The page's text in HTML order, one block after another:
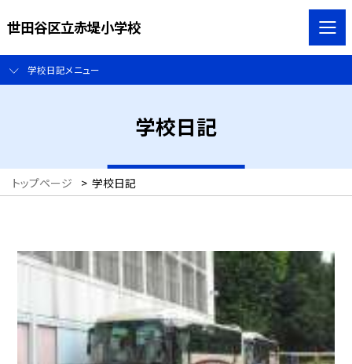
世田谷区立赤堤小学校
学校日記メニュー
学校日記
トップページ > 学校日記